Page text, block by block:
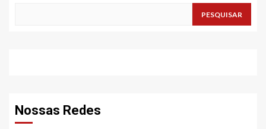
PESQUISAR
Nossas Redes